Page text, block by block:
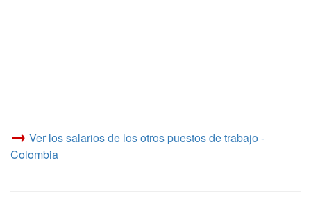
→ Ver los salarios de los otros puestos de trabajo -
Colombia